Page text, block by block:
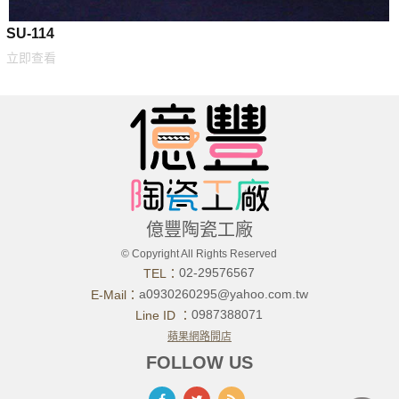
SU-114
立即查看
億豐陶瓷工廠
© Copyright All Rights Reserved
TEL：02-29576567
E-Mail： a0930260295@yahoo.com.tw
Line ID ：0987388071
蘋果網路開店
FOLLOW US